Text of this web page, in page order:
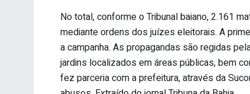
No total, conforme o Tribunal baiano, 2.161
mediante ordens dos juízes eleitorais. A
a campanha. As propagandas são regidas
jardins localizados em áreas públicas, bem
fez parceria com a prefeitura, através da